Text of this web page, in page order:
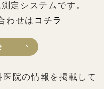
定システムです。
わせは コチラ
院の情報を掲載して